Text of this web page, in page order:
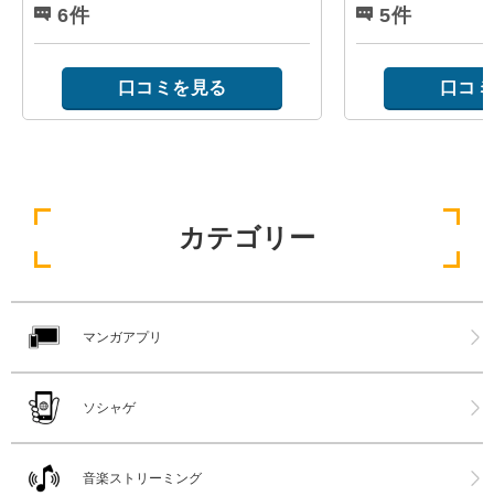
6件
口コミを見る
5件
口コ
カテゴリー
マンガアプリ
ソシャゲ
音楽ストリーミング